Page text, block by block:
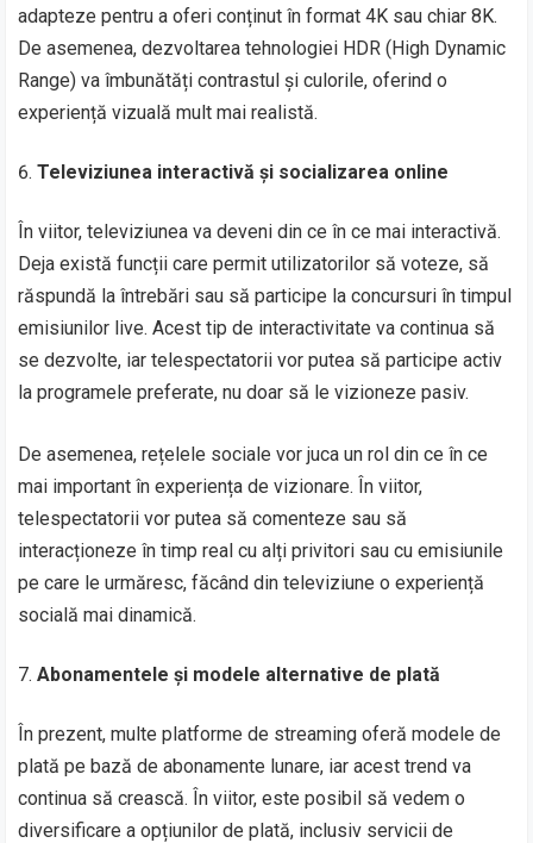
adapteze pentru a oferi conținut în format 4K sau chiar 8K.
De asemenea, dezvoltarea tehnologiei HDR (High Dynamic
Range) va îmbunătăți contrastul și culorile, oferind o
experiență vizuală mult mai realistă.
Televiziunea interactivă și socializarea online
În viitor, televiziunea va deveni din ce în ce mai interactivă.
Deja există funcții care permit utilizatorilor să voteze, să
răspundă la întrebări sau să participe la concursuri în timpul
emisiunilor live. Acest tip de interactivitate va continua să
se dezvolte, iar telespectatorii vor putea să participe activ
la programele preferate, nu doar să le vizioneze pasiv.
De asemenea, rețelele sociale vor juca un rol din ce în ce
mai important în experiența de vizionare. În viitor,
telespectatorii vor putea să comenteze sau să
interacționeze în timp real cu alți privitori sau cu emisiunile
pe care le urmăresc, făcând din televiziune o experiență
socială mai dinamică.
Abonamentele și modele alternative de plată
În prezent, multe platforme de streaming oferă modele de
plată pe bază de abonamente lunare, iar acest trend va
continua să crească. În viitor, este posibil să vedem o
diversificare a opțiunilor de plată, inclusiv servicii de